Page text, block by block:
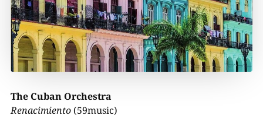
The Cuban Orchestra
Renacimiento(59music)